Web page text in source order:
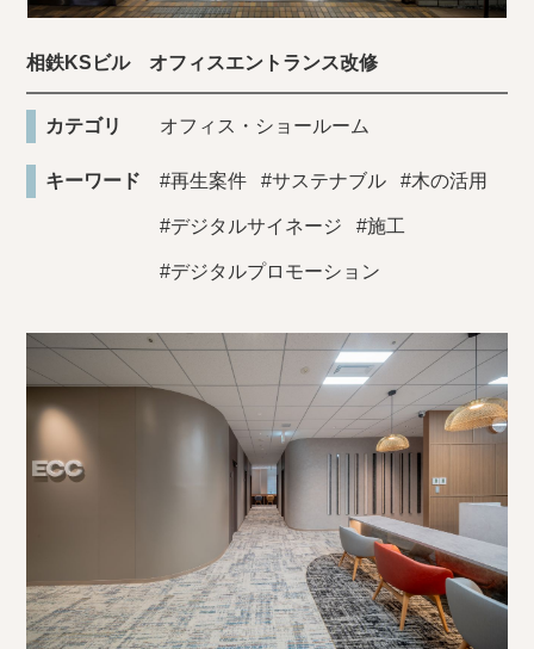
相鉄KSビル オフィスエントランス改修
カテゴリ オフィス・ショールーム
キーワード #再生案件 #サステナブル #木の活用
#デジタルサイネージ #施工
#デジタルプロモーション